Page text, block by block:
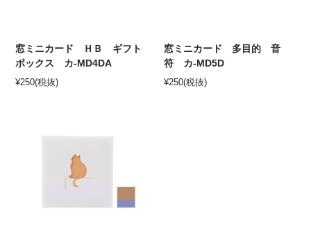
窓ミニカード ＨＢ ギフト
ボックス カ-MD4DA
¥250(税抜)
窓ミニカード 多目的 音
符 カ-MD5D
¥250(税抜)